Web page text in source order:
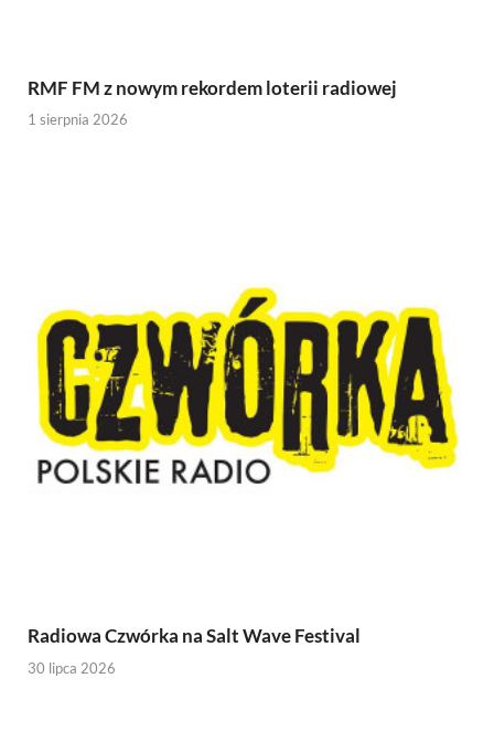
RMF FM z nowym rekordem loterii radiowej
1 sierpnia 2026
Radiowa Czwórka na Salt Wave Festival
30 lipca 2026